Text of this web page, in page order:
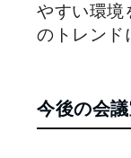
やすい環境
のトレンド
今後の会